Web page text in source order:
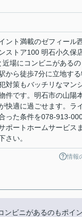
ント満載のゼフィール
ストア100 明石小久保
近場にコンビニがある
から徒歩7分に立地す
対策もバッチリなマン
件です。明石市の山陽
快適に過ごせます。ラ
った条件を078-913-
ポートホームサービス
さい。
情報
ンビニがあるのもポイ